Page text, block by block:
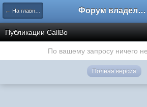
← На главную Форум владельцев интернет-магазинов
Публикации CallBo
По вашему запросу ничего
Полная версия